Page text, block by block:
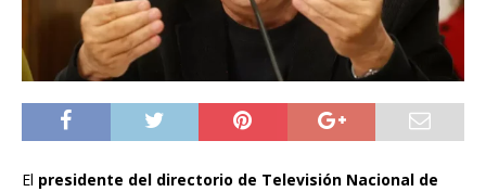
El presidente del directorio de Televisión Nacional de